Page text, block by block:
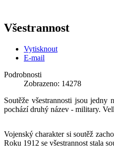
Všestrannost
Vytisknout
E-mail
Podrobnosti
Zobrazeno: 14278
Soutěže všestrannosti jsou
pochází druhý název - military.
Vojenský charakter si soutěž
Roku 1912 se všestrannost stala